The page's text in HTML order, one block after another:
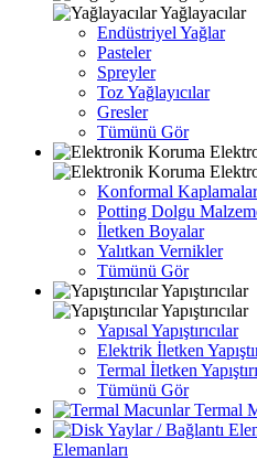
Yağlayacılar
Endüstriyel Yağlar
Pasteler
Spreyler
Toz Yağlayıcılar
Gresler
Tümünü Gör
Konformal Kaplamalar
Potting Dolgu
İletken Boyalar
Yalıtkan Vernikler
Tümünü Gör
Yapıştırıcılar
Yapıştırıcılar
Yapısal Yapıştırıcılar
Elektrik İletken
Termal İletken
Tümünü Gör
Termal
Elemanları